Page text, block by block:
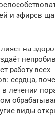
и эфиров
на
работу всех
сердца,
лечении
виды